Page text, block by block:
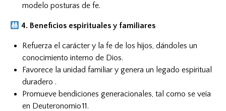
modelo posturas de fe.
4. Beneficios espirituales y familiares
Refuerza el carácter y la fe de los hijos, dándoles un
conocimiento interno de Dios.
Favorece la unidad familiar y genera un legado espiritual
duradero .
Promueve bendiciones generacionales, tal como se veía
en Deuteronomio 11.